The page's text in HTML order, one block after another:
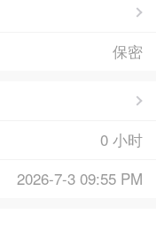
保密
0 小时
2026-7-3 09:55 PM